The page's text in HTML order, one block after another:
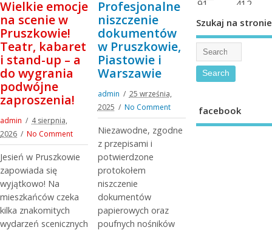
Wielkie emocje
na scenie w
Pruszkowie!
Teatr, kabaret
i stand-up – a
do wygrania
podwójne
zaproszenia!
admin
4 sierpnia,
2026
No Comment
Jesień w Pruszkowie
zapowiada się
wyjątkowo! Na
mieszkańców czeka
kilka znakomitych
wydarzeń scenicznych
Profesjonalne
niszczenie
dokumentów
w Pruszkowie,
Piastowie i
Warszawie
admin
25 września,
2025
No Comment
Niezawodne, zgodne
z przepisami i
potwierdzone
protokołem
niszczenie
dokumentów
papierowych oraz
poufnych nośników
91 412
Szukaj na stronie
facebook